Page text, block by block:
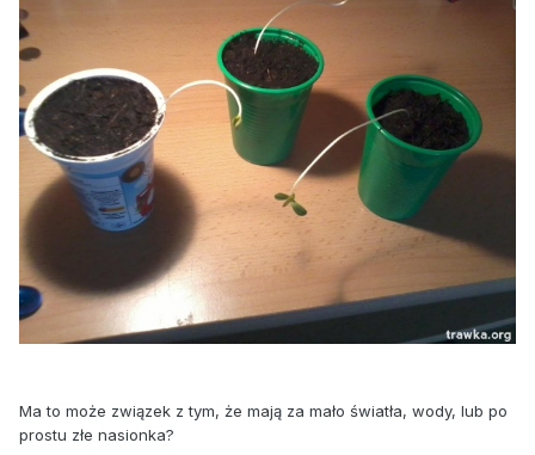
Ma to może związek z tym, że mają za mało światła, wody, lub po
prostu złe nasionka?